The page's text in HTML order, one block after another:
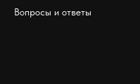
Вопросы и ответы